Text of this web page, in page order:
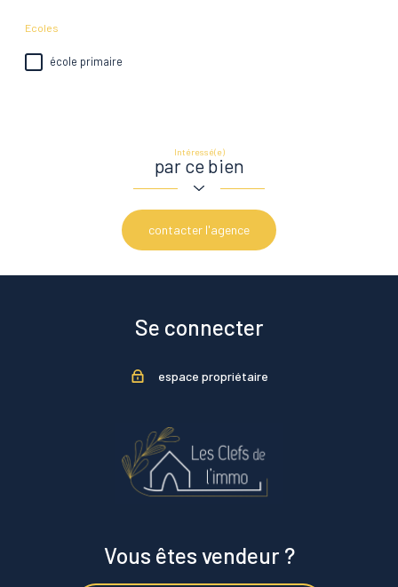
Ecoles
école primaire
Intéressé(e)
par ce bien
contacter l'agence
Se connecter
espace propriétaire
Vous êtes vendeur ?